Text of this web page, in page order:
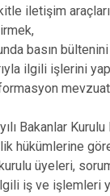
iletişim
basın
ilgili işlerini
Bakanlar
hükümlerine
üyeleri,
iş ve işlemleri